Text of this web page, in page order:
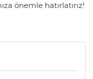
önemle hatırlatırız!